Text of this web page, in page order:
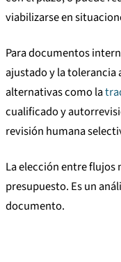
viabilizarse en
Para documentos
ajustado y la tolerancia
alternativas como la
cualificado y
revisión humana
La elección entre flujos
presupuesto. Es un
documento.